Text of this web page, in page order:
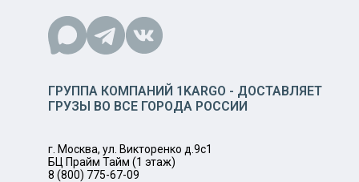
ГРУППА КОМПАНИЙ 1KARGO - ДОСТАВЛЯЕТ
ГРУЗЫ ВО ВСЕ ГОРОДА РОССИИ
г. Москва, ул. Викторенко д.9с1
БЦ Прайм Тайм (1 этаж)
8 (800) 775-67-09